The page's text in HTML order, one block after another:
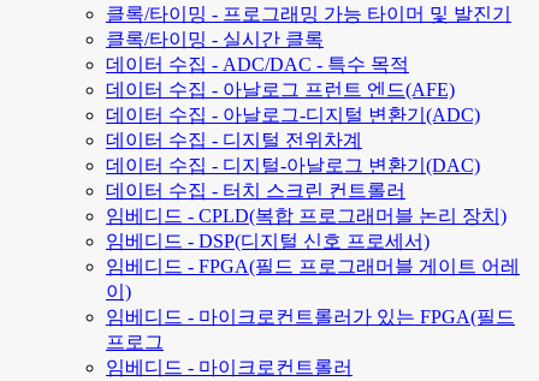
클록/타이밍 - 프로그래밍 가능 타이머 및 발진기
클록/타이밍 - 실시간 클록
데이터 수집 - ADC/DAC - 특수 목적
데이터 수집 - 아날로그 프런트 엔드(AFE)
데이터 수집 - 아날로그-디지털 변환기(ADC)
데이터 수집 - 디지털 전위차계
데이터 수집 - 디지털-아날로그 변환기(DAC)
데이터 수집 - 터치 스크린 컨트롤러
임베디드 - CPLD(복합 프로그래머블 논리 장치)
임베디드 - DSP(디지털 신호 프로세서)
임베디드 - FPGA(필드 프로그래머블 게이트 어레
이)
임베디드 - 마이크로컨트롤러가 있는 FPGA(필드
프로그
임베디드 - 마이크로컨트롤러